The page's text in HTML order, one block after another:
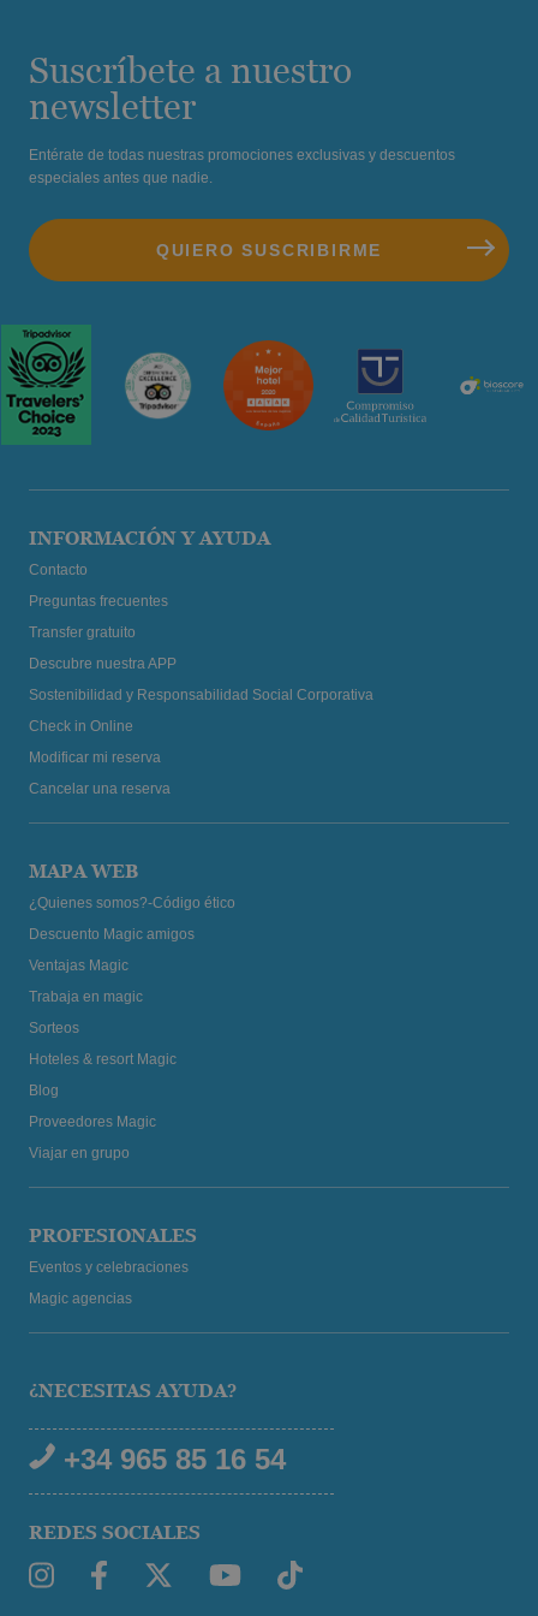
Suscríbete a nuestro
newsletter
Entérate de todas nuestras promociones exclusivas y descuentos
especiales antes que nadie.
INFORMACIÓN Y AYUDA
Contacto
Preguntas frecuentes
Transfer gratuito
Descubre nuestra APP
Sostenibilidad y Responsabilidad Social Corporativa
Check in Online
Modificar mi reserva
Cancelar una reserva
MAPA WEB
¿Quienes somos?-Código ético
Descuento Magic amigos
Ventajas Magic
Trabaja en magic
Sorteos
Hoteles & resort Magic
Blog
Proveedores Magic
Viajar en grupo
PROFESIONALES
Eventos y celebraciones
Magic agencias
¿NECESITAS AYUDA?
+34 965 85 16 54
REDES SOCIALES